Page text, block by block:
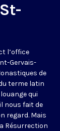
l’office
Gervais-
de
terme latin
qui
nous fait de
regard. Mais
Résurrection